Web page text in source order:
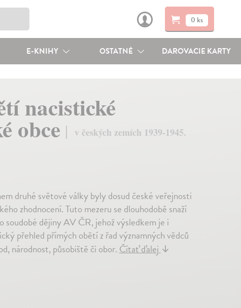
0 ks
E-KNIHY OSTATNÉ DAROVACIE KARTY
nacistické
obce
v českých zemích 1939-1945.
druhé světové války byly dosud české veřejnosti
zhodnocení. Tuto mezeru se dlouhodobě snaží
dějiny AV ČR, jehož výsledkem je i
přehled přímých obětí z řad významných vědců
národnost, působiště či obor.Čítať ďalej↓